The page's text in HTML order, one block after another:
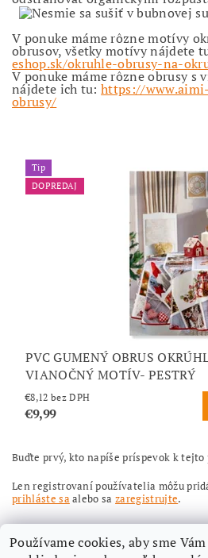
V ponuke máme rôzne motívy
obrusov, všetky motívy nájdete
eshop.sk/okruhle-obrusy-na-
V ponuke máme rôzne obrusy s
nájdete ich tu:https://
obrusy/
Tip
DOPREDAJ
PVC GUMENÝ OBRUS
VIANOČNÝ MOTÍV- PESTRÝ
€8,12 bez DPH
€9,99
Buďte prvý, kto napíše príspevok k tejto
Len registrovaní používatelia môžu
prihláste saalebo sazaregistrujte.
Používame cookies, aby sme